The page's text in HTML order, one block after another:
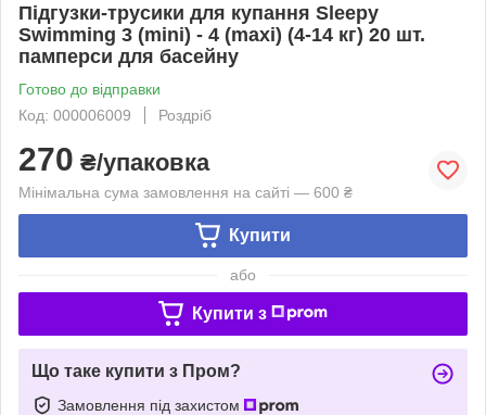
Підгузки-трусики для купання Sleepy
Swimming 3 (mini) - 4 (maxi) (4-14 кг) 20 шт.
памперси для басейну
Готово до відправки
Код: 000006009
Роздріб
270 ₴/упаковка
Мінімальна сума замовлення на сайті — 600 ₴
Купити
або
Купити з
Що таке купити з Пром?
Замовлення під захистом